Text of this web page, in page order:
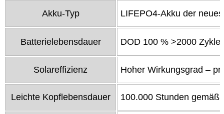
Akku-Typ LIFEPO4-Akku der
Batterielebensdauer DOD 100 % >2000
Solareffizienz Hoher Wirkungsgrad –
Leichte Kopflebensdauer 100.000 Stunden gemäß